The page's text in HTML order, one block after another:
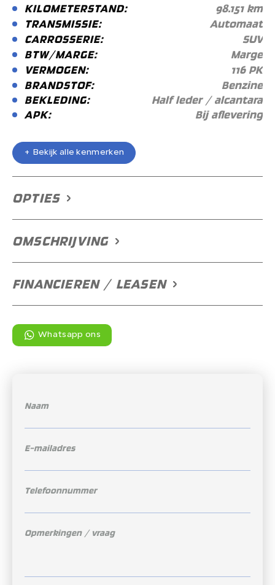
KILOMETERSTAND:
98.151 km
TRANSMISSIE:
Automaat
CARROSSERIE:
SUV
BTW/MARGE:
Marge
VERMOGEN:
116 PK
BRANDSTOF:
Benzine
BEKLEDING:
Half leder / alcantara
APK:
Bij aflevering
+ Bekijk alle kenmerken
+ Bekijk alle kenmerken
OPTIES
OMSCHRIJVING
FINANCIEREN / LEASEN
Whatsapp ons